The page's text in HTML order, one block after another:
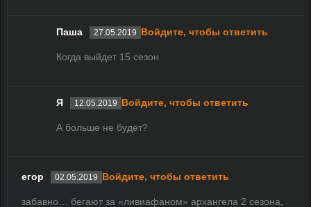
Паша 27.05.2019 Войдите, чтобы ответить
Когда выйдет 15 сезон
Я 12.05.2019 Войдите, чтобы ответить
А больше не будет?
егор 02.05.2019 Войдите, чтобы ответить
забавно… бегают за «ливиафаном» архангела 2 сезона,